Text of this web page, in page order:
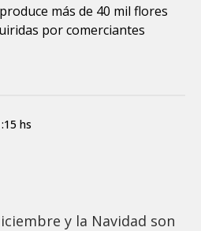
más de 40 mil flores
por comerciantes
hs
y la Navidad son